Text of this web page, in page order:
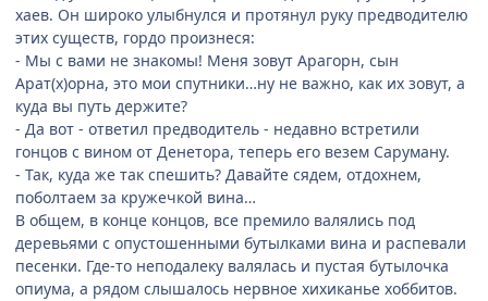
хаев. Он широко улыбнулся и протянул руку предводителю
этих существ, гордо произнеся:
- Мы с вами не знакомы! Меня зовут Арагорн, сын
Арат(х)орна, это мои спутники…ну не важно, как их зовут, а
куда вы путь держите?
- Да вот - ответил предводитель - недавно встретили
гонцов с вином от Денетора, теперь его везем Саруману.
- Так, куда же так спешить? Давайте сядем, отдохнем,
поболтаем за кружечкой вина…
В общем, в конце концов, все премило валялись под
деревьями с опустошенными бутылками вина и распевали
песенки. Где-то неподалеку валялась и пустая бутылочка
опиума, а рядом слышалось нервное хихиканье хоббитов.